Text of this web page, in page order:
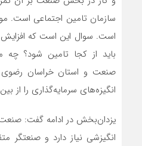
سازمان تامین اجتماعی است.
باید از کجا تامین شود؟ چه
صنعت و استان خراسان رضوی
انگیزه‌های سرمایه‌گذاری را از
یزدان‌بخش در ادامه گفت:
انگیزشی نیاز دارد و صنعتگر